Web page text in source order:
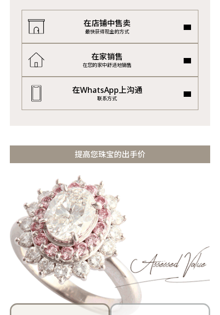
在店铺中售卖
最快获得现金的方式
在家销售
在您的家中舒适地销售
在WhatsApp上沟通
联系方式
提高您珠宝的出手价